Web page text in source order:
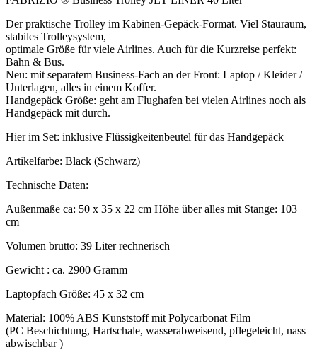
Der praktische Trolley im Kabinen-Gepäck-Format. Viel Stauraum,
stabiles Trolleysystem,
optimale Größe für viele Airlines. Auch für die Kurzreise perfekt:
Bahn & Bus.
Neu: mit separatem Business-Fach an der Front: Laptop / Kleider /
Unterlagen, alles in einem Koffer.
Handgepäck Größe: geht am Flughafen bei vielen Airlines noch als
Handgepäck mit durch.
Hier im Set: inklusive Flüssigkeitenbeutel für das Handgepäck
Artikelfarbe: Black (Schwarz)
Technische Daten:
Außenmaße ca: 50 x 35 x 22 cm Höhe über alles mit Stange: 103
cm
Volumen brutto: 39 Liter rechnerisch
Gewicht : ca. 2900 Gramm
Laptopfach Größe: 45 x 32 cm
Material: 100% ABS Kunststoff mit Polycarbonat Film
(PC Beschichtung, Hartschale, wasserabweisend, pflegeleicht, nass
abwischbar )